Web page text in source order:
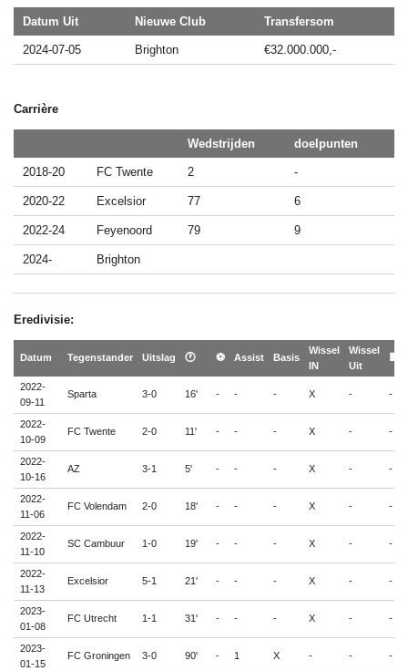
Datum Uit Nieuwe Club Transfersom
2024-07-05 Brighton €32.000.000,-
Carrière
Wedstrijden doelpunten
2018-20 FC Twente 2 -
2020-22 Excelsior 77 6
2022-24 Feyenoord 79 9
2024- Brighton
Eredivisie:
Datum Tegenstander Uitslag 🕐 ⚽ Assist Basis
Wissel
IN
Wissel
Uit
🟨
2022-
09-11
Sparta 3-0 16' - - - X - -
2022-
10-09
FC Twente 2-0 11' - - - X - -
2022-
10-16
AZ 3-1 5' - - - X - -
2022-
11-06
FC Volendam 2-0 18' - - - X - -
2022-
11-10
SC Cambuur 1-0 19' - - - X - -
2022-
11-13
Excelsior 5-1 21' - - - X - -
2023-
01-08
FC Utrecht 1-1 31' - - - X - -
2023-
01-15
FC Groningen 3-0 90' - 1 X - - -